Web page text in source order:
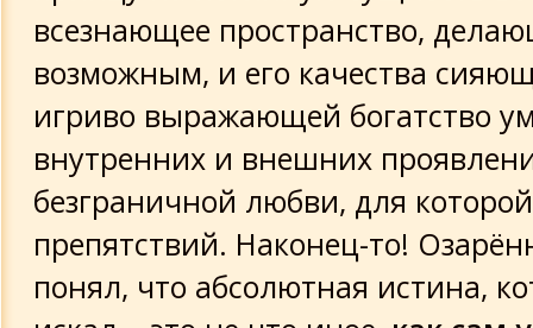
всезнающее пространство,
возможным, и его качества
игриво выражающей богатство
внутренних и внешних
безграничной любви, для
препятствий. Наконец-то!
понял, что абсолютная истина,